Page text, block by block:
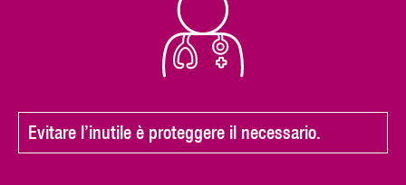
Evitare l’inutile è proteggere il necessario.